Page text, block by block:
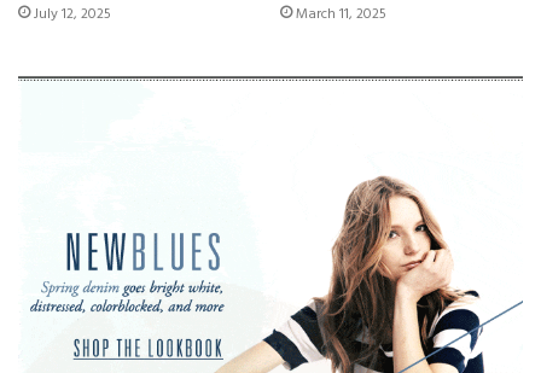
July 12, 2025
March 11, 2025